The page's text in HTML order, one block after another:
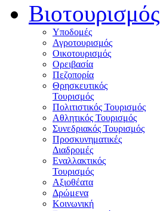
Βιοτουρισμός
Υποδομές
Αγροτουρισμός
Οικοτουρισμός
Ορειβασία
Πεζοπορία
Θρησκευτικός
Τουρισμός
Πολιτιστικός Τουρισμός
Αθλητικός Τουρισμός
Συνεδριακός Τουρισμός
Προσκυνηματικές
Διαδρομές
Εναλλακτικός
Τουρισμός
Αξιοθέατα
Δρώμενα
Κοινωνική